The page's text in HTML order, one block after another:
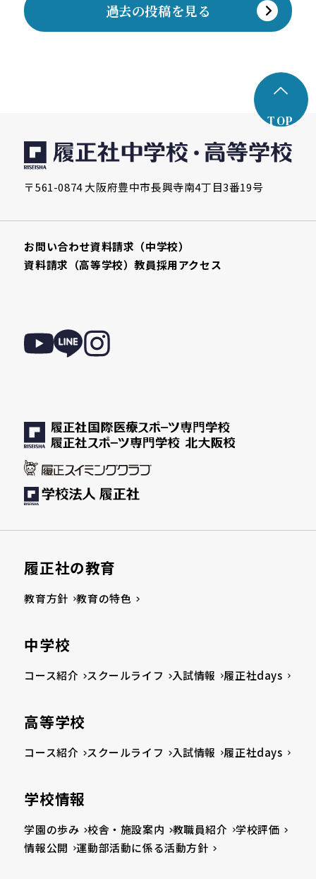
過去の投稿を見る
TOP
〒561-0874 大阪府豊中市長興寺南4丁目3番19号
お問い合わせ資料請求（中学校）
資料請求（高等学校）教員採用アクセス
履正社の教育
教育方針 教育の特色
中学校
コース紹介 スクールライフ 入試情報 履正社days
高等学校
コース紹介 スクールライフ 入試情報 履正社days
学校情報
学園の歩み 校舎・施設案内 教職員紹介
学校評価
情報公開
運動部活動に係る活動方針